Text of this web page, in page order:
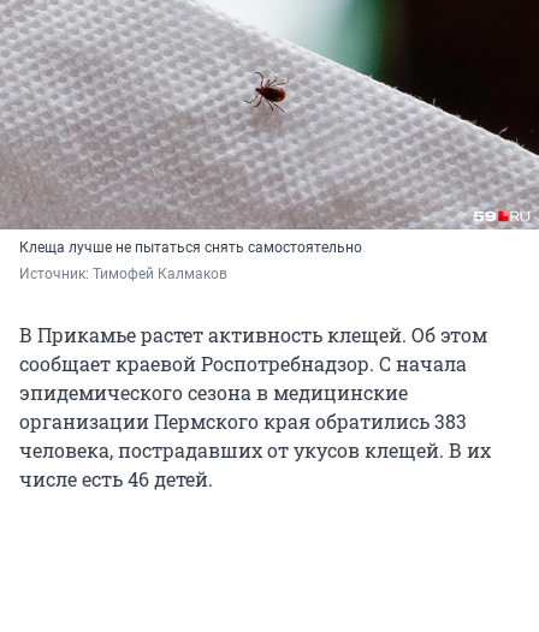
Клеща лучше не пытаться снять самостоятельно
Источник: Тимофей Калмаков
В Прикамье растет активность клещей. Об этом
сообщает краевой Роспотребнадзор. С начала
эпидемического сезона в медицинские
организации Пермского края обратились 383
человека, пострадавших от укусов клещей. В их
числе есть 46 детей.